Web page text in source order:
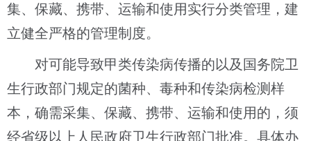
集、保藏、携带、运输和使用实行分类管理，建
立健全严格的管理制度。
对可能导致甲类传染病传播的以及国务院卫
生行政部门规定的菌种、毒种和传染病检测样
本，确需采集、保藏、携带、运输和使用的，须
经省级以上人民政府卫生行政部门批准。具体办